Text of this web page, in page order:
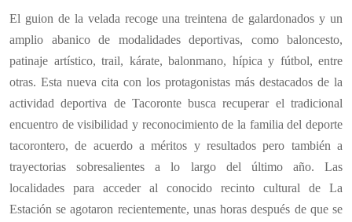
El guion de la velada recoge una treintena de galardonados y un
amplio abanico de modalidades deportivas, como baloncesto,
patinaje artístico, trail, kárate, balonmano, hípica y fútbol, entre
otras. Esta nueva cita con los protagonistas más destacados de la
actividad deportiva de Tacoronte busca recuperar el tradicional
encuentro de visibilidad y reconocimiento de la familia del deporte
tacorontero, de acuerdo a méritos y resultados pero también a
trayectorias sobresalientes a lo largo del último año. Las
localidades para acceder al conocido recinto cultural de La
Estación se agotaron recientemente, unas horas después de que se